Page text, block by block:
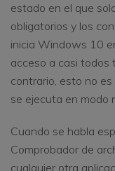
estado en el que
obligatorios y los
inicia Windows 10
acceso a casi todos
contrario, esto no
se ejecuta en modo
Cuando se habla
Comprobador de
cualquier otra